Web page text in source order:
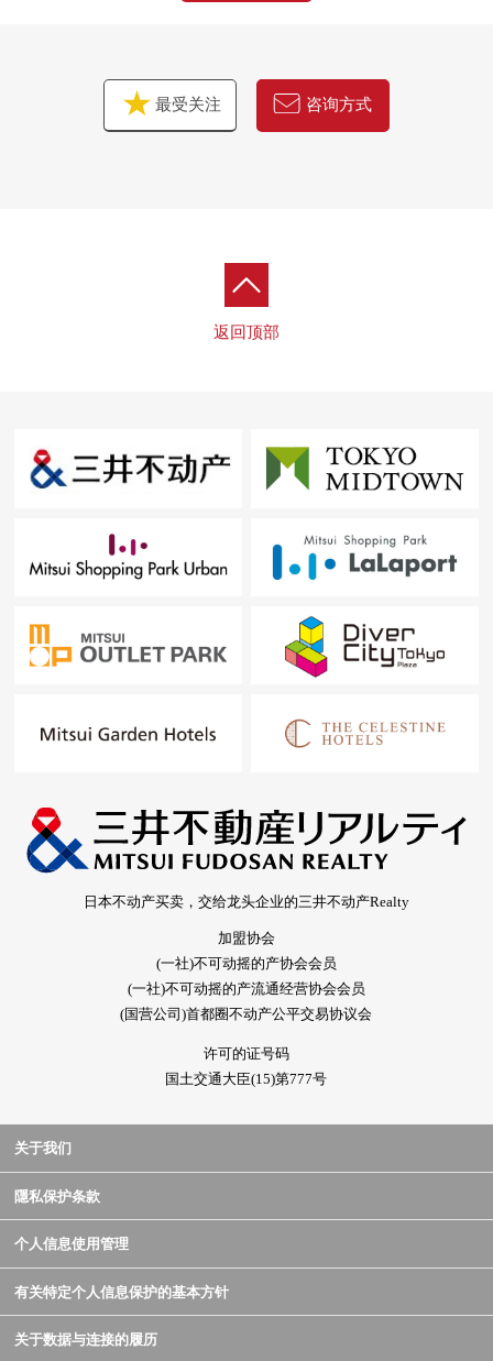
最受关注 咨询方式
返回顶部
日本不动产买卖，交给龙头企业的三井不动产Realty
加盟协会
(一社)不可动摇的产协会会员
(一社)不可动摇的产流通经营协会会员
(国营公司)首都圈不动产公平交易协议会
许可的证号码
国土交通大臣(15)第777号
关于我们
隱私保护条款
个人信息使用管理
有关特定个人信息保护的基本方针
关于数据与连接的履历